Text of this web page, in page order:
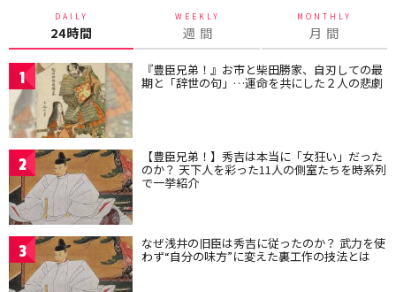
DAILY
24時間
WEEKLY
週 間
MONTHLY
月 間
1 『豊臣兄弟！』お市と柴田勝家、自刃しての最
期と「辞世の句」…運命を共にした２人の悲劇
2 【豊臣兄弟！】秀吉は本当に「女狂い」だった
のか？ 天下人を彩った11人の側室たちを時系列
で一挙紹介
3 なぜ浅井の旧臣は秀吉に従ったのか？ 武力を使
わず“自分の味方”に変えた裏工作の技法とは